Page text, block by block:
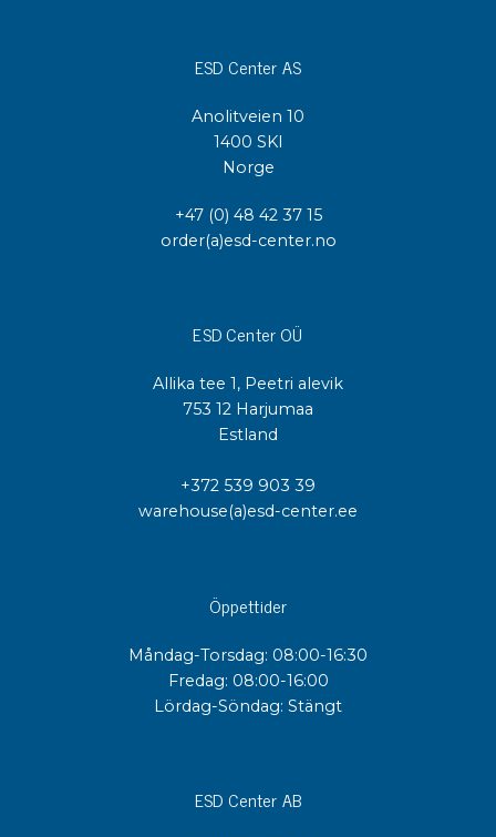
ESD Center AS
Anolitveien 10
1400 SKI
Norge
+47 (0) 48 42 37 15
order(a)esd-center.no
ESD Center OÜ
Allika tee 1, Peetri alevik
753 12 Harjumaa
Estland
+372 539 903 39
warehouse(a)esd-center.ee
Öppettider
Måndag-Torsdag: 08:00-16:30
Fredag: 08:00-16:00
Lördag-Söndag: Stängt
ESD Center AB